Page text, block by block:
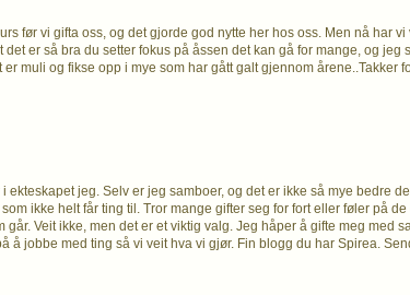
før vi gifta oss, og det gjorde god nytte her hos oss. Men nå har
er så bra du setter fokus på åssen det kan gå for mange, og jeg
muli og fikse opp i mye som har gått galt gjennom årene..Takker
ekteskapet jeg. Selv er jeg samboer, og det er ikke så mye bedre
ikke helt får ting til. Tror mange gifter seg for fort eller føler på
går. Veit ikke, men det er et viktig valg. Jeg håper å gifte meg med
å jobbe med ting så vi veit hva vi gjør. Fin blogg du har Spirea.